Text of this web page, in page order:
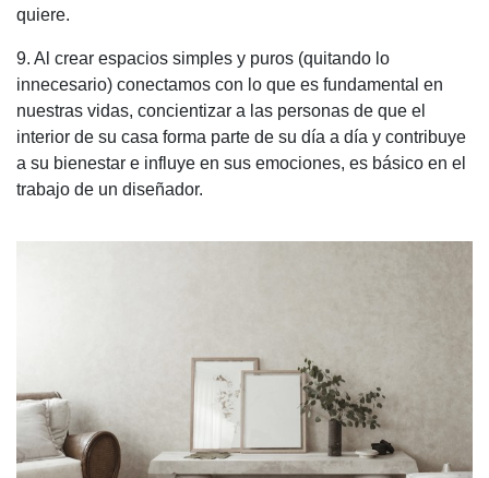
quiere.
9. Al crear espacios simples y puros (quitando lo
innecesario) conectamos con lo que es fundamental en
nuestras vidas, concientizar a las personas de que el
interior de su casa forma parte de su día a día y contribuye
a su bienestar e influye en sus emociones, es básico en el
trabajo de un diseñador.